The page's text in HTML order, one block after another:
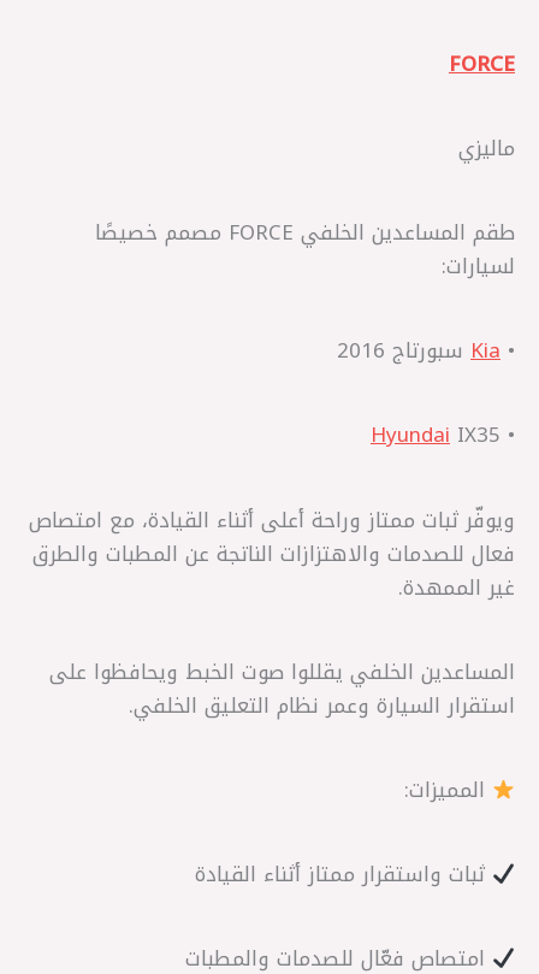
FORCE
ماليزي
طقم المساعدين الخلفي FORCE مصمم خصيصًا
لسيارات:
•
Kia سبورتاج 2016
•
Hyundai IX35
ويوفّر ثبات ممتاز وراحة أعلى أثناء القيادة، مع امتصاص
فعال للصدمات والاهتزازات الناتجة عن المطبات والطرق
غير الممهدة.
المساعدين الخلفي يقللوا صوت الخبط ويحافظوا على
استقرار السيارة وعمر نظام التعليق الخلفي.
المميزات:
ثبات واستقرار ممتاز أثناء القيادة
امتصاص فعّال للصدمات والمطبات